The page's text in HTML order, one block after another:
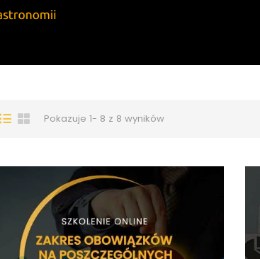
Pokazuje 1- 8 z 8 wyników